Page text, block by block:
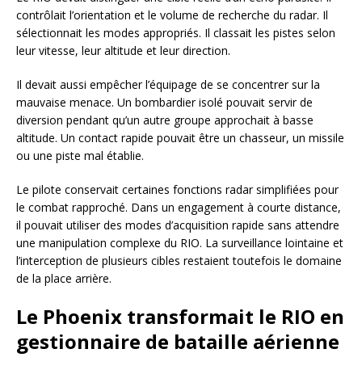
contrôlait l’orientation et le volume de recherche du radar. Il
sélectionnait les modes appropriés. Il classait les pistes selon
leur vitesse, leur altitude et leur direction.
Il devait aussi empêcher l’équipage de se concentrer sur la
mauvaise menace. Un bombardier isolé pouvait servir de
diversion pendant qu’un autre groupe approchait à basse
altitude. Un contact rapide pouvait être un chasseur, un missile
ou une piste mal établie.
Le pilote conservait certaines fonctions radar simplifiées pour
le combat rapproché. Dans un engagement à courte distance,
il pouvait utiliser des modes d’acquisition rapide sans attendre
une manipulation complexe du RIO. La surveillance lointaine et
l’interception de plusieurs cibles restaient toutefois le domaine
de la place arrière.
Le Phoenix transformait le RIO en
gestionnaire de bataille aérienne